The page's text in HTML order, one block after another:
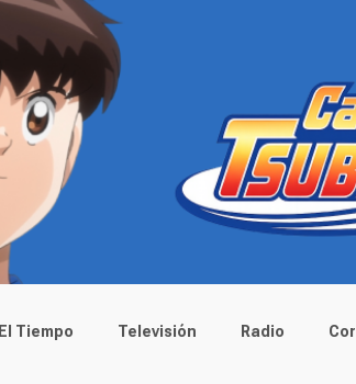
El Tiempo Televisión Radio